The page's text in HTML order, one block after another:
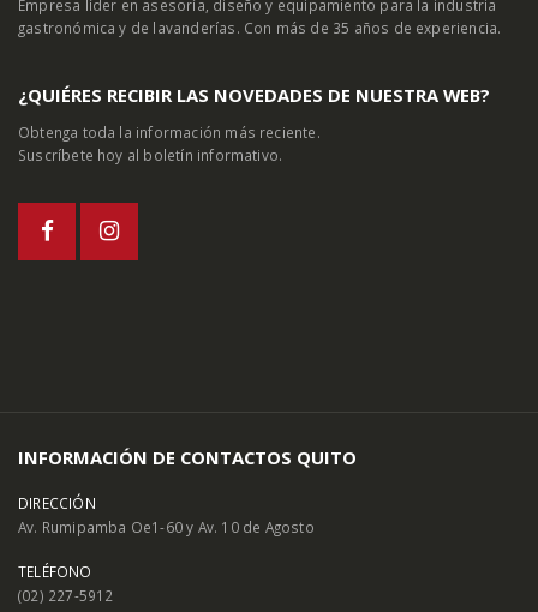
Empresa líder en asesoría, diseño y equipamiento para la industria
gastronómica y de lavanderías. Con más de 35 años de experiencia.
¿QUIÉRES RECIBIR LAS NOVEDADES DE NUESTRA WEB?
Obtenga toda la información más reciente.
Suscríbete hoy al boletín informativo.
INFORMACIÓN DE CONTACTOS QUITO
DIRECCIÓN
Av. Rumipamba Oe1-60 y Av. 10 de Agosto
TELÉFONO
(02) 227-5912